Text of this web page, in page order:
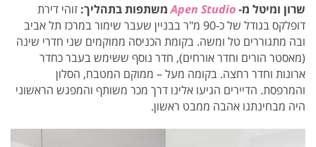
שרון ומיטל מ-Apen Studio משתפות בתהליך: זוהי דירת
דופלקס בגודל של כ-90 מ"ר בבניין שעבר שימור במרכז תל אביב
ובה מתגוררים טל ומשה. בקומת הכניסה ממוקמים שני חדרי שינה
(מאסטר הורים וחדר אורחים), חדר נוסף ששימש בעבר כחדר
ארונות וחדר רחצה. בקומה מעל – ממוקם המטבח, הסלון
והמרפסת. הדיירים הגיעו אלינו דרך מכר משותף והמפגש הראשוני
היה מבחינתנו אהבה ממבט ראשון.